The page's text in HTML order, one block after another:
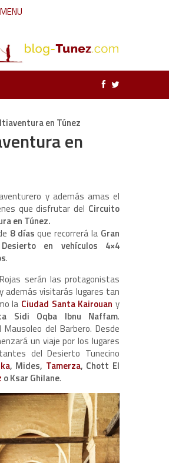
en Túnez
en
y además amas el
que disfrutar del Circuito
en Túnez.
8 días que recorrerá la Gran
en vehículos 4×4
.
serán las protagonistas
además visitarás lugares tan
la Ciudad Santa Kairouan y
Sidi Oqba Ibnu Naffam.
del Barbero. Desde
un viaje por los lugares
del Desierto Tunecino
, Mides, Tamerza, Chott El
o Ksar Ghilane.